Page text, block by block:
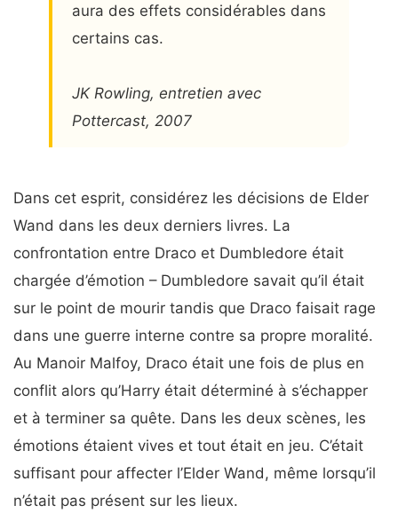
aura des effets considérables dans
certains cas.
JK Rowling, entretien avec
Pottercast, 2007
Dans cet esprit, considérez les décisions de Elder
Wand dans les deux derniers livres. La
confrontation entre Draco et Dumbledore était
chargée d’émotion – Dumbledore savait qu’il était
sur le point de mourir tandis que Draco faisait rage
dans une guerre interne contre sa propre moralité.
Au Manoir Malfoy, Draco était une fois de plus en
conflit alors qu’Harry était déterminé à s’échapper
et à terminer sa quête. Dans les deux scènes, les
émotions étaient vives et tout était en jeu. C’était
suffisant pour affecter l’Elder Wand, même lorsqu’il
n’était pas présent sur les lieux.